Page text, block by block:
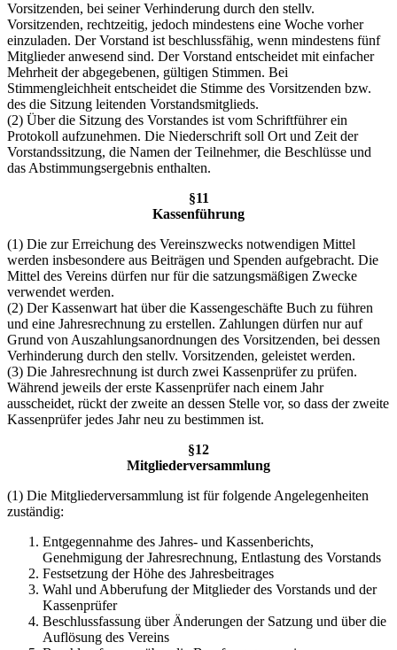
Vorsitzenden, bei seiner Verhinderung durch den stellv.
Vorsitzenden, rechtzeitig, jedoch mindestens eine Woche vorher
einzuladen. Der Vorstand ist beschlussfähig, wenn mindestens fünf
Mitglieder anwesend sind. Der Vorstand entscheidet mit einfacher
Mehrheit der abgegebenen, gültigen Stimmen. Bei
Stimmengleichheit entscheidet die Stimme des Vorsitzenden bzw.
des die Sitzung leitenden Vorstandsmitglieds.
(2) Über die Sitzung des Vorstandes ist vom Schriftführer ein
Protokoll aufzunehmen. Die Niederschrift soll Ort und Zeit der
Vorstandssitzung, die Namen der Teilnehmer, die Beschlüsse und
das Abstimmungsergebnis enthalten.
§11
Kassenführung
(1) Die zur Erreichung des Vereinszwecks notwendigen Mittel
werden insbesondere aus Beiträgen und Spenden aufgebracht. Die
Mittel des Vereins dürfen nur für die satzungsmäßigen Zwecke
verwendet werden.
(2) Der Kassenwart hat über die Kassengeschäfte Buch zu führen
und eine Jahresrechnung zu erstellen. Zahlungen dürfen nur auf
Grund von Auszahlungsanordnungen des Vorsitzenden, bei dessen
Verhinderung durch den stellv. Vorsitzenden, geleistet werden.
(3) Die Jahresrechnung ist durch zwei Kassenprüfer zu prüfen.
Während jeweils der erste Kassenprüfer nach einem Jahr
ausscheidet, rückt der zweite an dessen Stelle vor, so dass der zweite
Kassenprüfer jedes Jahr neu zu bestimmen ist.
§12
Mitgliederversammlung
(1) Die Mitgliederversammlung ist für folgende Angelegenheiten
zuständig:
Entgegennahme des Jahres- und Kassenberichts,
Genehmigung der Jahresrechnung, Entlastung des Vorstands
Festsetzung der Höhe des Jahresbeitrages
Wahl und Abberufung der Mitglieder des Vorstands und der
Kassenprüfer
Beschlussfassung über Änderungen der Satzung und über die
Auflösung des Vereins